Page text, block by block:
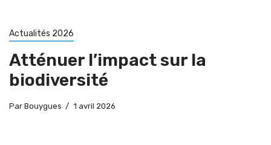
Actualités 2026
Atténuer l’impact sur la
biodiversité
Par Bouygues 1 avril 2026